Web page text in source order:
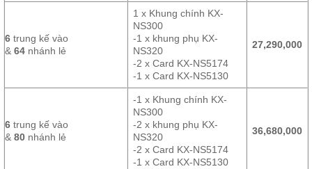
6 trung kế vào
& 64 nhánh lẻ
1 x Khung chính KX-
NS300
-1 x khung phụ KX-
NS320
-2 x Card KX-NS5174
-1 x Card KX-NS5130
27,290,000
6 trung kế vào
& 80 nhánh lẻ
-1 x Khung chính KX-
NS300
-2 x khung phụ KX-
NS320
-2 x Card KX-NS5174
-1 x Card KX-NS5130
36,680,000